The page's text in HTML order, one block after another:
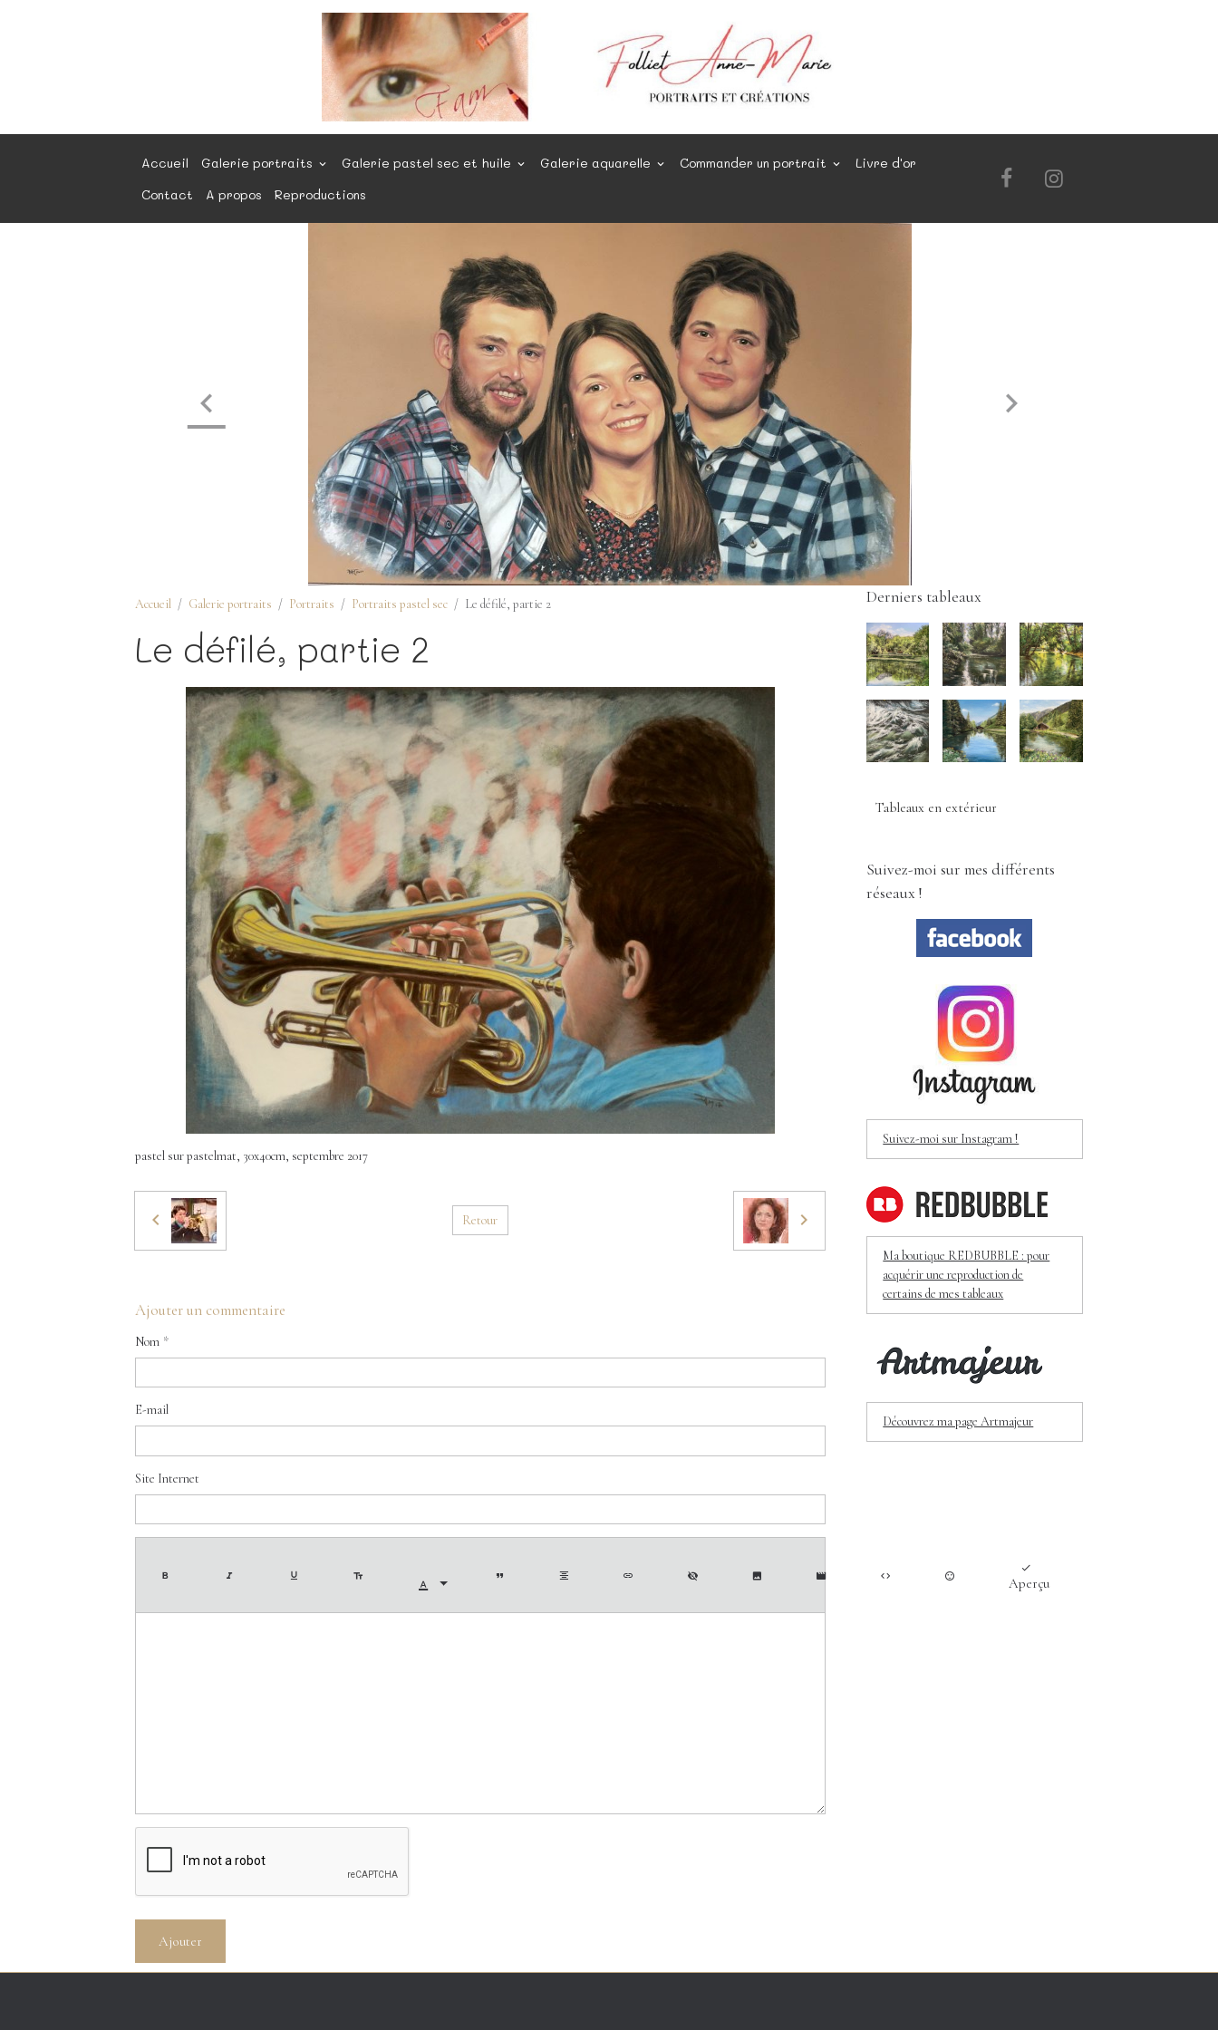
Accueil Galerie portraits Galerie pastel sec et huile Galerie aquarelle Commander un portrait
Livre d'or
Contact
A propos Reproductions
Accueil Galerie portraits Portraits Portraits pastel sec Le défilé, partie 2
Le défilé, partie 2
pastel sur pastelmat, 30x40cm, septembre 2017
Retour
Ajouter un commentaire
Nom
E-mail
Site Internet
Aperçu
Ajouter
Derniers tableaux
Tableaux en extérieur
Suivez-moi sur mes différents
réseaux !
Suivez-moi sur Instagram !
Ma boutique REDBUBBLE : pour
acquérir une reproduction de
certains de mes tableaux
Découvrez ma page Artmajeur